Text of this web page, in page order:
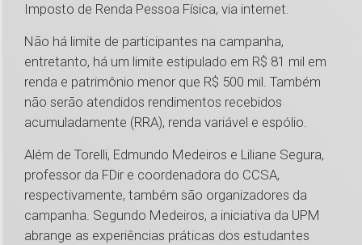
Imposto de Renda Pessoa Física, via internet.
Não há limite de participantes na campanha,
entretanto, há um limite estipulado em R$ 81 mil em
renda e patrimônio menor que R$ 500 mil. Também
não serão atendidos rendimentos recebidos
acumuladamente (RRA), renda variável e espólio.
Além de Torelli, Edmundo Medeiros e Liliane Segura,
professor da FDir e coordenadora do CCSA,
respectivamente, também são organizadores da
campanha. Segundo Medeiros, a iniciativa da UPM
abrange as experiências práticas dos estudantes